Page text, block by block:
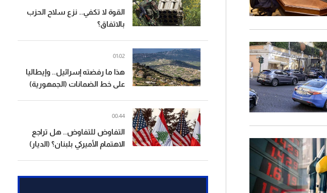
القوة لا تكفي.. نزع سلاح الحزب
بالاتفاق؟
هذا ما رفضته إسرائيل.. وإيطاليا
على خط الضمانات (الجمهورية)
01:02
التفاوض للتفاوض.. هل تراجع
الاهتمام الأميركي بلبنان؟ (الديار)
00:44